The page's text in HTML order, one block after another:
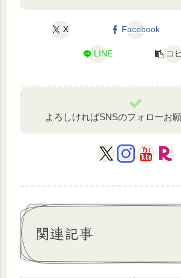
X Facebook
LINE コ
よろしければSNSのフォローお
関連記事